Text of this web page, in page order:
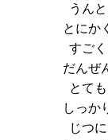
うん
とにか
すご
だんぜ
とて
しっか
じつ